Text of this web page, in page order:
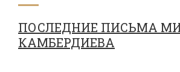
ПОСЛЕДНИЕ ПИСЬМА
КАМБЕРДИЕВА